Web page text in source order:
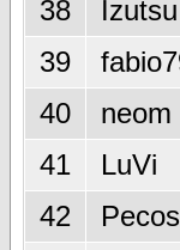
38
Izutsu
39
40
neom
41
LuVi
42
Pecos